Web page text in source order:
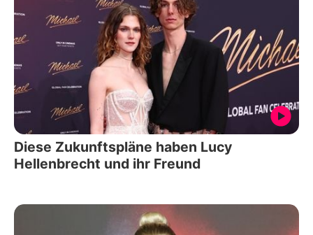
Diese Zukunftspläne haben Lucy
Hellenbrecht und ihr Freund